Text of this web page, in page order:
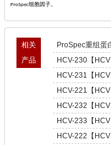
ProSpec细胞因子。
相关
产品
ProSpec重组蛋
HCV-230【
型肝炎病毒
Hepatitis C
HCV-231【
型肝炎病毒
Hepatitis C
HCV-221【
肝炎病毒NS5,
C Virus NS5
HCV-232【
型肝炎病毒
Hepatitis C
HCV-233【
型肝炎病毒
HCV-222【